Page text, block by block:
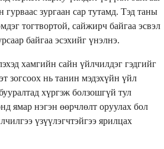
гурваас зургаан сар тутамд. Тэд таны
тогтвортой, сайжирч байгаа эсвэл
байгаа эсэхийг үнэлнэ.
хамгийн сайн үйлчилдэг гэдгийг
зогсоох нь танин мэдэхүйн үйл
хүргэж болзошгүй тул
ямар нэгэн өөрчлөлт оруулах бол
үзүүлэгчтэйгээ ярилцах